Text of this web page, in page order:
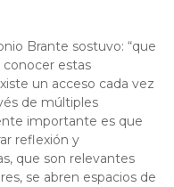
Brante sostuvo: “que
conocer estas
un acceso cada vez
de múltiples
importante es que
reflexión y
que son relevantes
se abren espacios de